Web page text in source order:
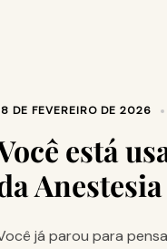
DE FEVEREIRO DE 2026
está
já parou para